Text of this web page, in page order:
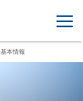
基本情報